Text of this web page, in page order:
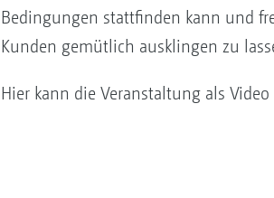
Bedingungen stattfinden kann und
Kunden gemütlich ausklingen zu
Hier kann die Veranstaltung als